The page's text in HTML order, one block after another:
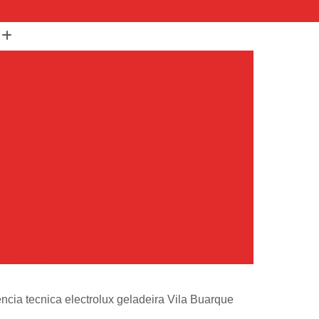
Condicionado Portatil
tecnica electrolux geladeira Vila Buarque